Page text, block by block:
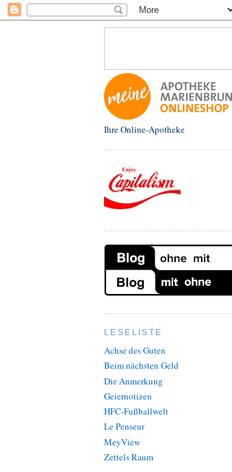
Ihre Online-Apotheke
LESELISTE
Achse des Guten
Beim nächsten Geld
Die Anmerkung
Geiernotizen
HFC-Fußballwelt
Le Penseur
MeyView
Zettels Raum